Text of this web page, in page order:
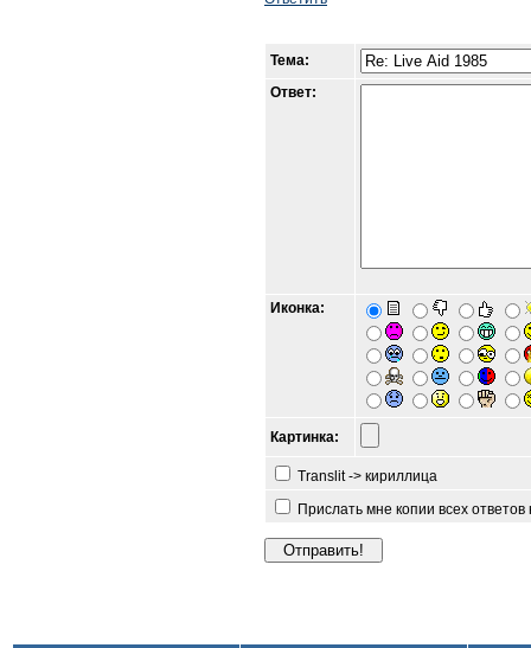
Тема:
Ответ:
Иконка:
Картинка:
Translit -> кириллица
Прислать мне копии всех